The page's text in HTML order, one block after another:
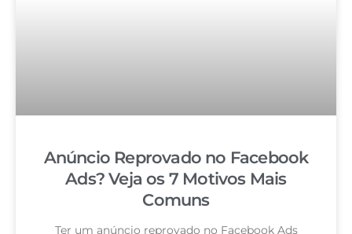
Anúncio Reprovado no Facebook
Ads? Veja os 7 Motivos Mais
Comuns
Ter um anúncio reprovado no Facebook Ads